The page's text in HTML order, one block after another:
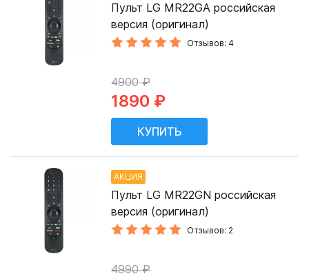
Пульт LG MR22GA российская
версия (оригинал)
Отзывов: 4
4900 ₽
1890 ₽
АКЦИЯ
Пульт LG MR22GN российская
версия (оригинал)
Отзывов: 2
4990 ₽